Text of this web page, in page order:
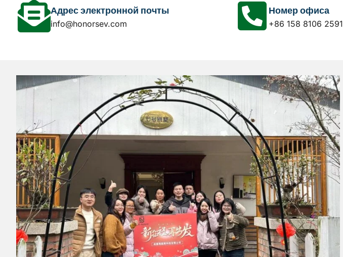
Адрес электронной почты
info@honorsev.com
Номер офиса
+86 158 8106 2591